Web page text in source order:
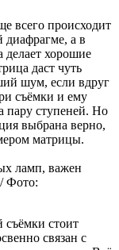
всего происходит
а в
делает хорошие
даст чуть
шум, если вдруг
съёмки и ему
пару ступеней. Но
выбрана верно,
матрицы.
ламп, важен
Фото:
съёмки стоит
связан с